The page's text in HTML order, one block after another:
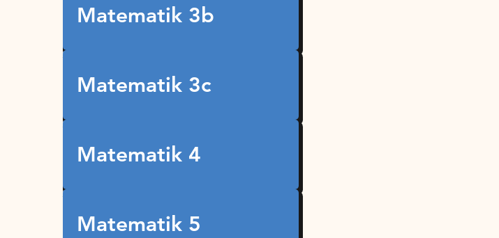
Matematik 3b
Matematik 3c
Matematik 4
Matematik 5